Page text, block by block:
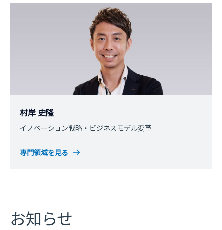
村岸 史隆
イノベーション戦略・ビジネスモデル変革
専門領域を見る
お知らせ